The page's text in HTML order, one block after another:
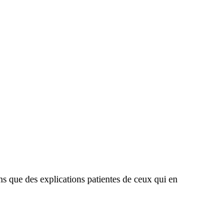
que des explications patientes de ceux qui en